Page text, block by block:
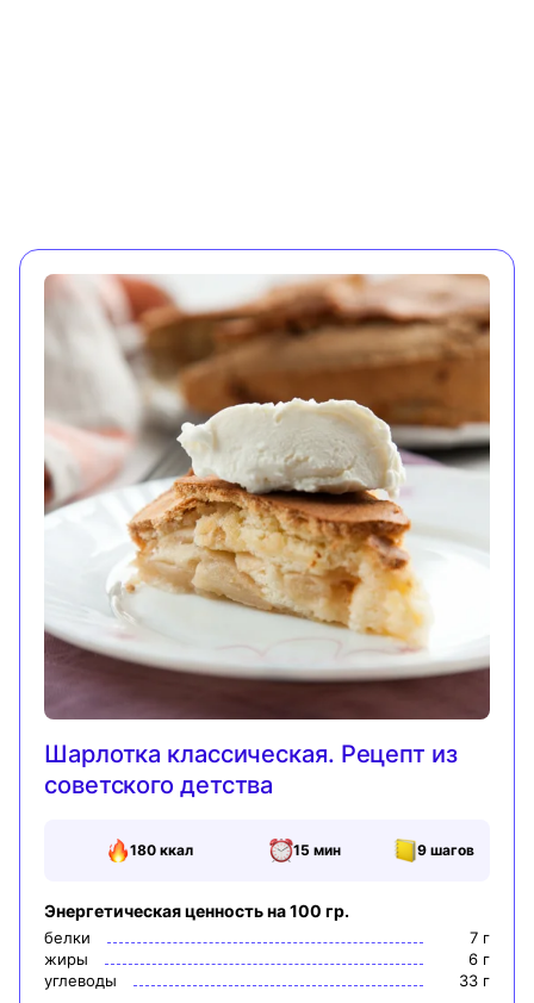
Шарлотка классическая. Рецепт из
советского детства
180ккал 15 мин 9 шагов
Энергетическая ценность на 100 гр.
белки 7 г
жиры
6 г
углеводы
33 г